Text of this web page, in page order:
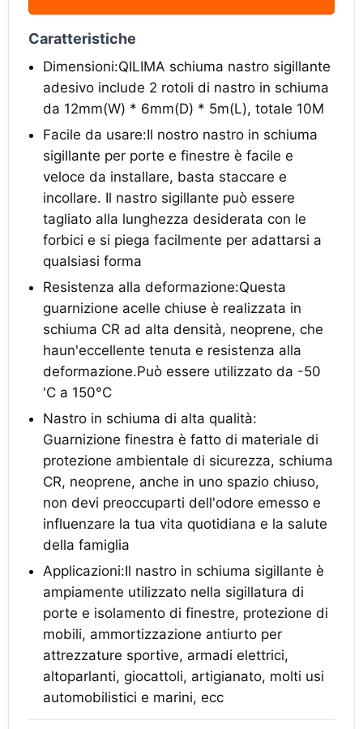
Caratteristiche
Dimensioni:QILIMA schiuma nastro sigillante
adesivo include 2 rotoli di nastro in schiuma
da 12mm(W) * 6mm(D) * 5m(L), totale 10M
Facile da usare:Il nostro nastro in schiuma
sigillante per porte e finestre è facile e
veloce da installare, basta staccare e
incollare. Il nastro sigillante può essere
tagliato alla lunghezza desiderata con le
forbici e si piega facilmente per adattarsi a
qualsiasi forma
Resistenza alla deformazione:Questa
guarnizione acelle chiuse è realizzata in
schiuma CR ad alta densità, neoprene, che
haun'eccellente tenuta e resistenza alla
deformazione.Può essere utilizzato da -50
'C a 150°C
Nastro in schiuma di alta qualità:
Guarnizione finestra è fatto di materiale di
protezione ambientale di sicurezza, schiuma
CR, neoprene, anche in uno spazio chiuso,
non devi preoccuparti dell'odore emesso e
influenzare la tua vita quotidiana e la salute
della famiglia
Applicazioni:Il nastro in schiuma sigillante è
ampiamente utilizzato nella sigillatura di
porte e isolamento di finestre, protezione di
mobili, ammortizzazione antiurto per
attrezzature sportive, armadi elettrici,
altoparlanti, giocattoli, artigianato, molti usi
automobilistici e marini, ecc